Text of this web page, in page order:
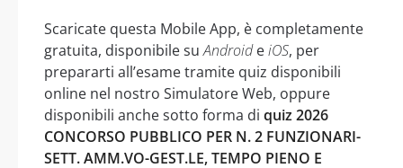
Scaricate questa Mobile App, è completamente
gratuita, disponibile suAndroideiOS, per
prepararti all’esame tramite quiz disponibili
online nel nostro Simulatore Web, oppure
disponibili anche sotto forma di quiz 2026
CONCORSO PUBBLICO PER N. 2 FUNZIONARI-
SETT. AMM.VO-GEST.LE, TEMPO PIENO E